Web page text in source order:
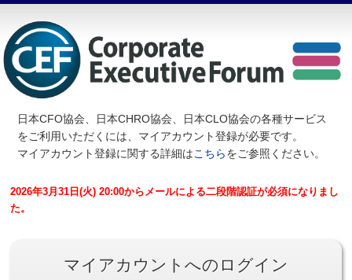
日本CFO協会、日本CHRO協会、日本CLO協会の各種サービス
をご利用いただくには、マイアカウント登録が必要です。
マイアカウント登録に関する詳細はこちらをご参照ください。
2026年3月31日(火) 20:00からメールによる二段階認証が必須になりまし
た。
マイアカウントへのログイン